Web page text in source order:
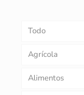
Todo
Agrícola
Alimentos